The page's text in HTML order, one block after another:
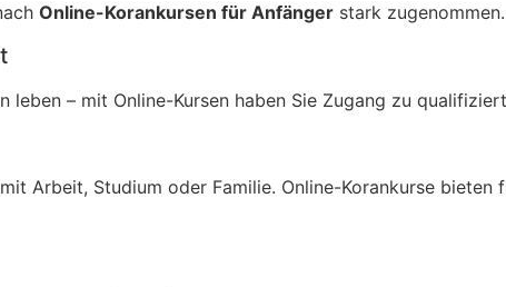
Online-Korankursen für Anfänger stark
leben – mit Online-Kursen haben Sie Zugang zu
Arbeit, Studium oder Familie. Online-Korankurse